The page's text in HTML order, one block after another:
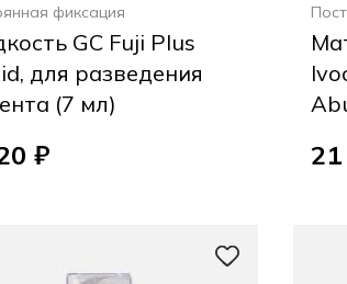
фиксация
GC Fuji Plus
для разведения
(7 мл)
₽